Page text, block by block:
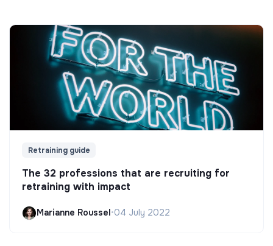
Retraining guide
The 32 professions that are recruiting for
retraining with impact
Marianne Roussel•04 July 2022